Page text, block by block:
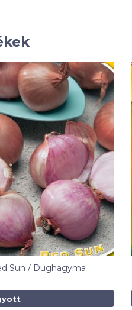
Sun / Dughagyma